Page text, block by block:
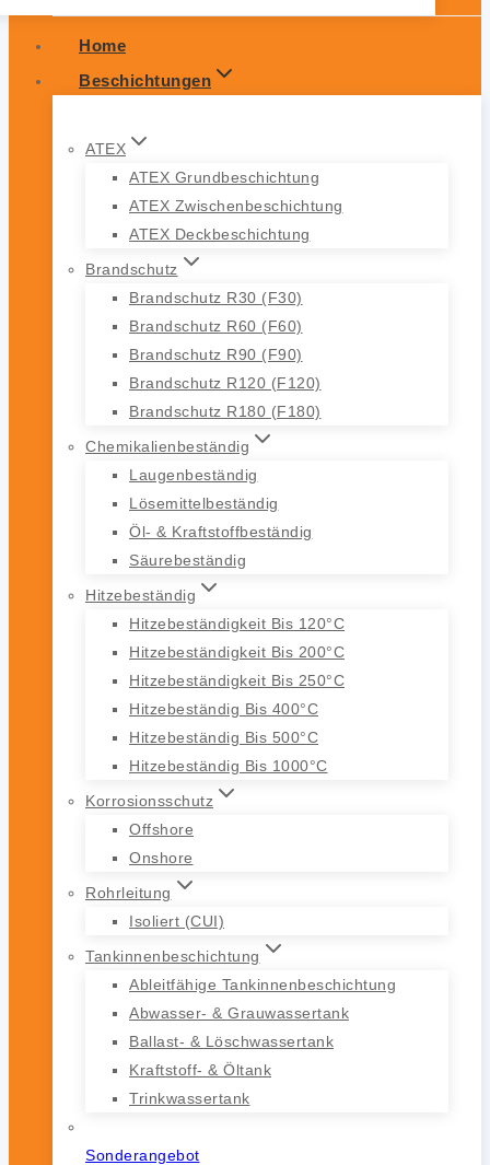
Home
Beschichtungen
ATEX
ATEX Grundbeschichtung
ATEX Zwischenbeschichtung
ATEX Deckbeschichtung
Brandschutz
Brandschutz R30 (F30)
Brandschutz R60 (F60)
Brandschutz R90 (F90)
Brandschutz R120 (F120)
Brandschutz R180 (F180)
Chemikalienbeständig
Laugenbeständig
Lösemittelbeständig
Öl- & Kraftstoffbeständig
Säurebeständig
Hitzebeständig
Hitzebeständigkeit Bis 120°C
Hitzebeständigkeit Bis 200°C
Hitzebeständigkeit Bis 250°C
Hitzebeständig Bis 400°C
Hitzebeständig Bis 500°C
Hitzebeständig Bis 1000°C
Korrosionsschutz
Offshore
Onshore
Rohrleitung
Isoliert (CUI)
Tankinnenbeschichtung
Ableitfähige Tankinnenbeschichtung
Abwasser- & Grauwassertank
Ballast- & Löschwassertank
Kraftstoff- & Öltank
Trinkwassertank
Sonderangebot